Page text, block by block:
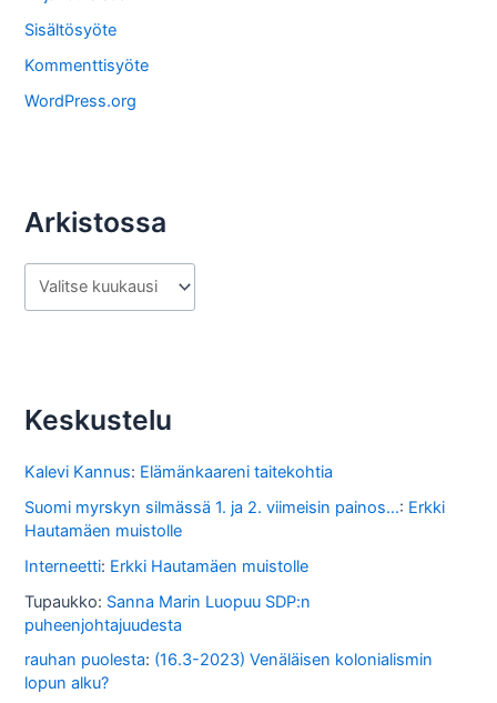
s
t
a
Sisältösyöte
Kommenttisyöte
WordPress.org
Arkistossa
r
s
o
s
s
a
Keskustelu
Kalevi Kannus: Elämänkaareni taitekohtia
Suomi myrskyn silmässä 1. ja 2. viimeisin painos...: Erkki
Hautamäen muistolle
Interneetti: Erkki Hautamäen muistolle
Tupaukko: Sanna Marin Luopuu SDP:n
puheenjohtajuudesta
rauhan puolesta: (16.3-2023) Venäläisen kolonialismin
lopun alku?